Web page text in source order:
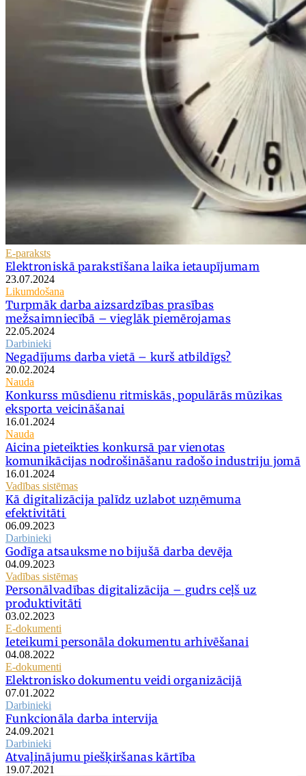
E-paraksts
Elektroniskā parakstīšana laika ietaupījumam
23.07.2024
Likumdošana
Turpmāk darba aizsardzības prasības
mežsaimniecībā – vieglāk piemērojamas
22.05.2024
Darbinieki
Negadījums darba vietā – kurš atbildīgs?
20.02.2024
Nauda
Konkurss mūsdienu ritmiskās, populārās mūzikas
eksporta veicināšanai
16.01.2024
Nauda
Aicina pieteikties konkursā par vienotas
komunikācijas nodrošināšanu radošo industriju jomā
16.01.2024
Vadības sistēmas
Kā digitalizācija palīdz uzlabot uzņēmuma
efektivitāti
06.09.2023
Darbinieki
Godīga atsauksme no bijušā darba devēja
04.09.2023
Vadības sistēmas
Personālvadības digitalizācija – gudrs ceļš uz
produktivitāti
03.02.2023
E-dokumenti
Ieteikumi personāla dokumentu arhivēšanai
04.08.2022
E-dokumenti
Elektronisko dokumentu veidi organizācijā
07.01.2022
Darbinieki
Funkcionāla darba intervija
24.09.2021
Darbinieki
Atvaļinājumu piešķiršanas kārtība
19.07.2021